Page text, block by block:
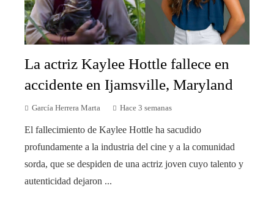
La actriz Kaylee Hottle fallece en
accidente en Ijamsville, Maryland
García Herrera Marta Hace 3 semanas
El fallecimiento de Kaylee Hottle ha sacudido
profundamente a la industria del cine y a la comunidad
sorda, que se despiden de una actriz joven cuyo talento y
autenticidad dejaron ...